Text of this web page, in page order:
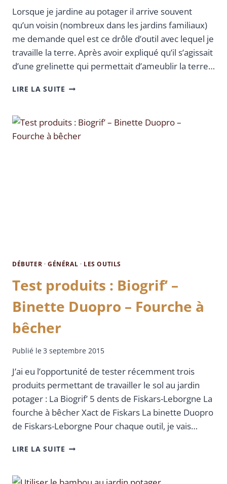
Lorsque je jardine au potager il arrive souvent
qu’un voisin (nombreux dans les jardins familiaux)
me demande quel est ce drôle d’outil avec lequel je
travaille la terre. Après avoir expliqué qu’il s’agissait
d’une grelinette qui permettait d’ameublir la terre…
LIRE LA SUITE
DÉBUTER · GÉNÉRAL · LES OUTILS
Test produits : Biogrif’ –
Binette Duopro – Fourche à
bêcher
Publié le3 septembre 2015
J’ai eu l’opportunité de tester récemment trois
produits permettant de travailler le sol au jardin
potager : La Biogrif’ 5 dents de Fiskars-Leborgne La
fourche à bêcher Xact de Fiskars La binette Duopro
de Fiskars-Leborgne Pour chaque outil, je vais…
LIRE LA SUITE